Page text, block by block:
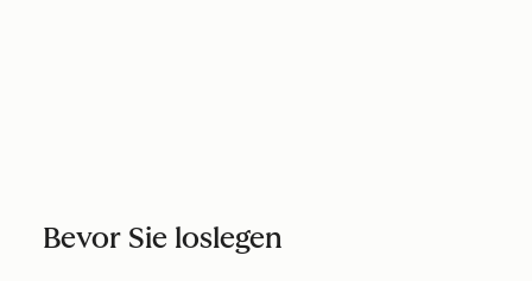
Bevor Sie loslegen